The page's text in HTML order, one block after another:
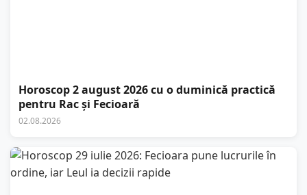
Horoscop 2 august 2026 cu o duminică practică
pentru Rac și Fecioară
02.08.2026